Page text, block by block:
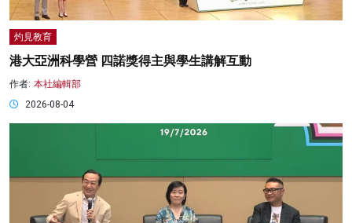
灼見教育
港大亞洲科學營 四諾獎得主與學生講解互動
作者: 本社編輯部
2026-08-04